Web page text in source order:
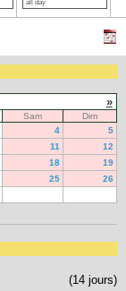
all day
»
Sam
Dim
4
5
11
12
18
19
25
26
(14 jours)